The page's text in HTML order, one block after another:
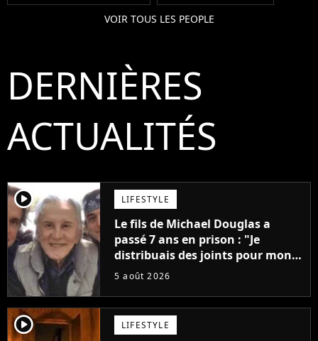
VOIR TOUS LES PEOPLE
DERNIÈRES
ACTUALITÉS
player2 LIFESTYLE
Le fils de Michael Douglas a
passé 7 ans en prison : "Je
distribuais des joints pour mon
père"
5 août 2026
player2 LIFESTYLE